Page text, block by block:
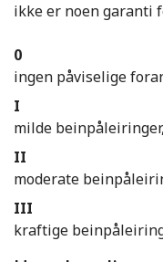
ikke er noen garanti
0
ingen påviselige
I
milde
II
moderate
III
kraftige